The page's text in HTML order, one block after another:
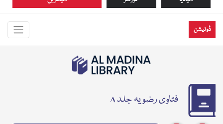
ڈونیشن
فتاوی رضویہ جلد ۸